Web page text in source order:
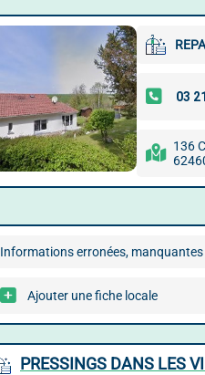
136
Informations erronées,
Ajouter une fiche locale
PRESSINGS DANS LES